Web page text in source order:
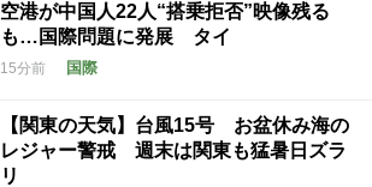
空港が中国人22人“搭乗拒否”映像残る
も…国際問題に発展 タイ
15分前 国際
【関東の天気】台風15号 お盆休み海の
レジャー警戒 週末は関東も猛暑日ズラ
リ